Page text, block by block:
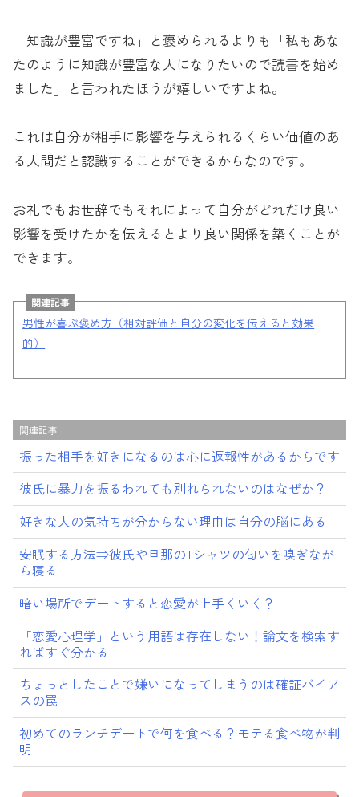
「知識が豊富ですね」と褒められるよりも「私もあな
たのように知識が豊富な人になりたいので読書を始め
ました」と言われたほうが嬉しいですよね。
これは自分が相手に影響を与えられるくらい価値のあ
る人間だと認識することができるからなのです。
お礼でもお世辞でもそれによって自分がどれだけ良い
影響を受けたかを伝えるとより良い関係を築くことが
できます。
関連記事
男性が喜ぶ褒め方（相対評価と自分の変化を伝えると効果
的）
関連記事
振った相手を好きになるのは心に返報性があるからです
彼氏に暴力を振るわれても別れられないのはなぜか？
好きな人の気持ちが分からない理由は自分の脳にある
安眠する方法⇒彼氏や旦那のTシャツの匂いを嗅ぎなが
ら寝る
暗い場所でデートすると恋愛が上手くいく？
「恋愛心理学」という用語は存在しない！論文を検索す
ればすぐ分かる
ちょっとしたことで嫌いになってしまうのは確証バイア
スの罠
初めてのランチデートで何を食べる？モテる食べ物が判
明